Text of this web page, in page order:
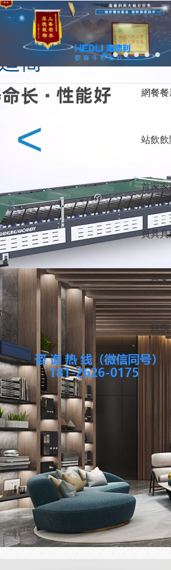
馗降:粽邪2,学长的大香肠好吃吗,暴躁太子爷,
深夜的蠕动未增删有翻译樱,武林女大生,一江
餐飲家具定制廠家-深圳海德利家具有限公司
網
站
首
頁
餐
飲
家
具
目
錄
餐
飲
家
具
案
例
<
熱門家具分類
能
桌 臺 家
具
具 桌
吧
椅
服
圳
餐桌 餐椅 卡座沙發
成為餐飲行業冠軍品牌，與海德利一起行
西餐廳 中餐廳 火鍋店 酒吧
給您五星級餐廳家具和服務是海德利的責